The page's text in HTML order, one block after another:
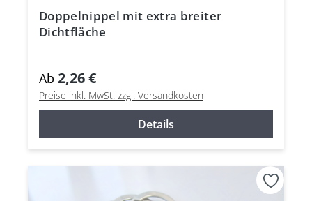
Doppelnippel mit extra breiter
Dichtfläche
Ab 2,26 €
Preise inkl. MwSt. zzgl. Versandkosten
Details